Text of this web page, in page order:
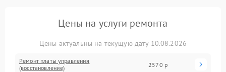
Цены на услуги ремонта
Цены актуальны на текущую дату 10.08.2026
Ремонт платы управления
(восстановление)
2570 р